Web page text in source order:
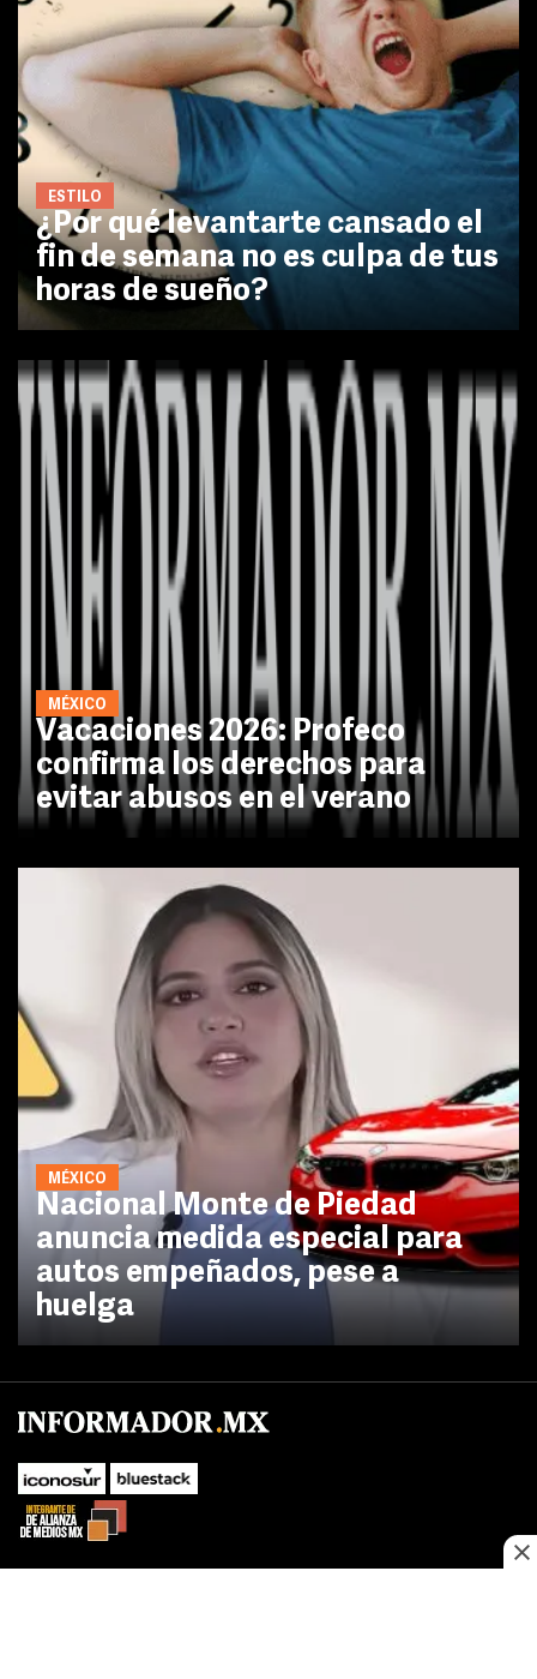
ESTILO
¿Por qué levantarte cansado el
fin de semana no es culpa de tus
horas de sueño?
MÉXICO
Vacaciones 2026: Profeco
confirma los derechos para
evitar abusos en el verano
MÉXICO
Nacional Monte de Piedad
anuncia medida especial para
autos empeñados, pese a
huelga